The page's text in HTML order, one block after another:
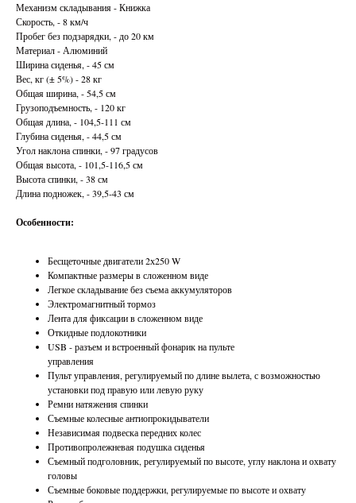
Механизм складывания - Книжка
Скорость, - 8 км/ч
Пробег без подзарядки, - до 20 км
Материал - Алюминий
Ширина сиденья, - 45 см
Вес, кг (± 5%) - 28 кг
Общая ширина, - 54,5 см
Грузоподъемность, - 120 кг
Общая длина, - 104,5-111 см
Глубина сиденья, - 44,5 см
Угол наклона спинки, - 97 градусов
Общая высота, - 101,5-116,5 см
Высота спинки, - 38 см
Длина подножек, - 39,5-43 см
Особенности:
Бесщеточные двигатели 2х250 W
Компактные размеры в сложенном виде
Легкое складывание без съема аккумуляторов
Электромагнитный тормоз
Лента для фиксации в сложенном виде
Откидные подлокотники
USB - разъем и встроенный фонарик на пульте
управления
Пульт управления, регулируемый по длине вылета, с возможностью
установки под правую или левую руку
Ремни натяжения спинки
Съемные колесные антиопрокидыватели
Независимая подвеска передних колес
Противопролежневая подушка сиденья
Съемный подголовник, регулируемый по высоте, углу наклона и охвату
головы
Съемные боковые поддержки, регулируемые по высоте и охвату